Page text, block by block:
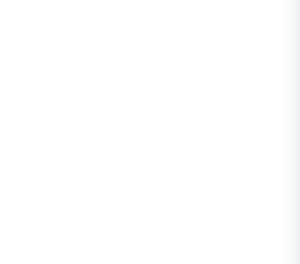
på VORES